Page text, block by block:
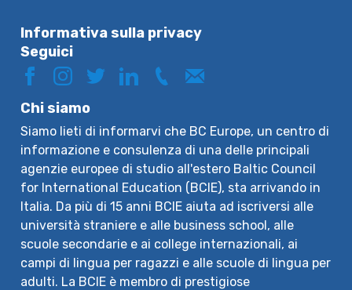
Informativa sulla privacy
Seguici
Chi siamo
Siamo lieti di informarvi che BC Europe, un centro di
informazione e consulenza di una delle principali
agenzie europee di studio all'estero Baltic Council
for International Education (BCIE), sta arrivando in
Italia. Da più di 15 anni BCIE aiuta ad iscriversi alle
università straniere e alle business school, alle
scuole secondarie e ai college internazionali, ai
campi di lingua per ragazzi e alle scuole di lingua per
adulti. La BCIE è membro di prestigiose